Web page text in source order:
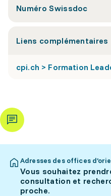
Numéro Swissdoc
Liens complémentaires
cpi.ch > Formation
Adresses des offices
Vous souhaitez
consultation et
proche.